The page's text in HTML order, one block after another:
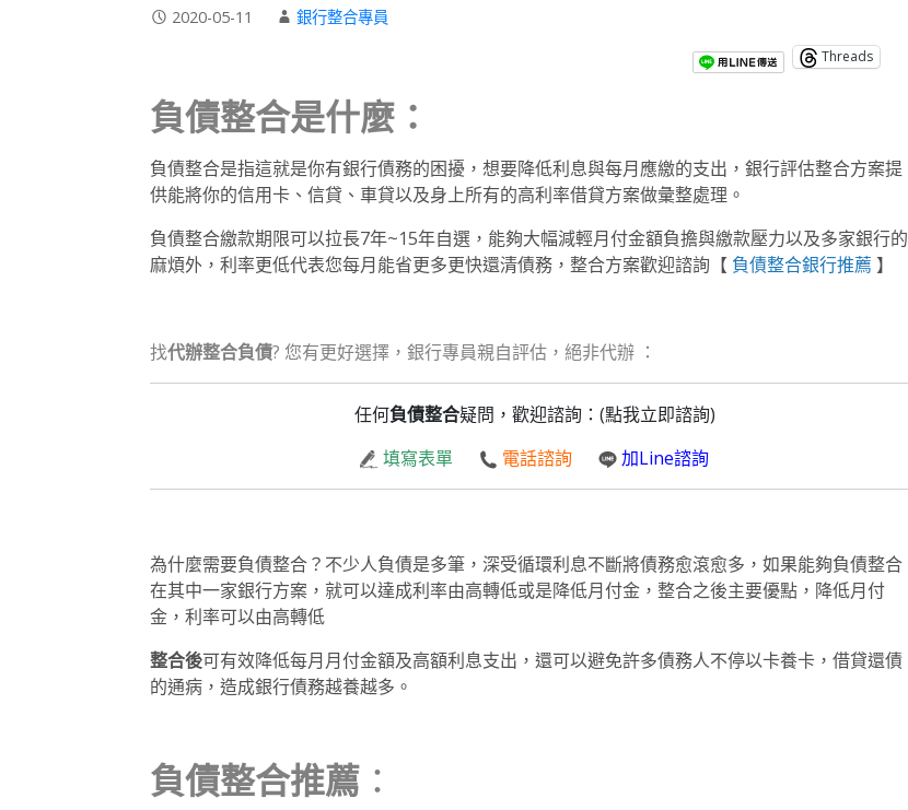
2020-05-11 銀行整合專員
Threads
負債整合是什麼 ：
負債整合是指這就是你有銀行債務的困擾，想要降低利息與每月應繳的支出，銀行評估整合方案提
供能將你的信用卡、信貸、車貸以及身上所有的高利率借貸方案做彙整處理。
負債整合繳款期限可以拉長7年~15年自選，能夠大幅減輕月付金額負擔與繳款壓力以及多家銀行的
麻煩外，利率更低代表您每月能省更多更快還清債務，整合方案歡迎諮詢【 負債整合銀行推薦 】
找代辦整合負債? 您有更好選擇，銀行專員親自評估，絕非代辦 ：
任何負債整合疑問，歡迎諮詢：(點我立即諮詢)
填寫表單
電話諮詢 加Line諮詢
為什麼需要負債整合？不少人負債是多筆，深受循環利息不斷將債務愈滾愈多，如果能夠負債整合
在其中一家銀行方案，就可以達成利率由高轉低或是降低月付金，整合之後主要優點，降低月付
金，利率可以由高轉低
整合後可有效降低每月月付金額及高額利息支出，還可以避免許多債務人不停以卡養卡，借貸還債
的通病，造成銀行債務越養越多。
負債整合推薦 ：